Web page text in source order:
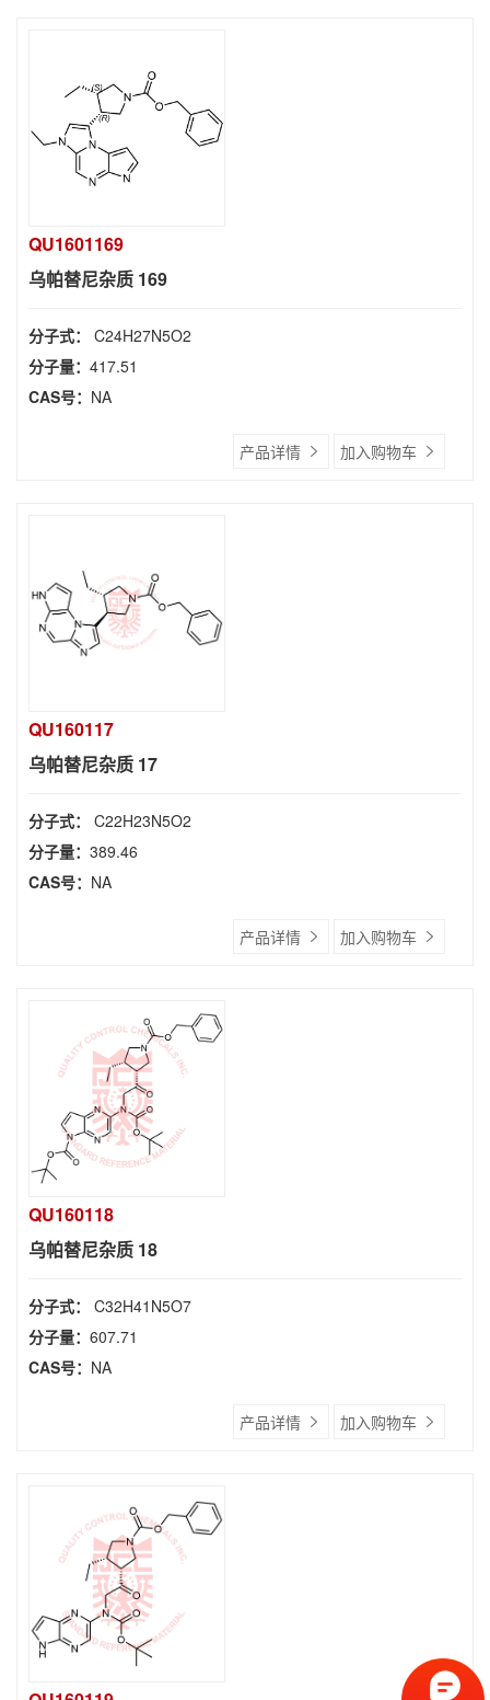
QU1601169
乌帕替尼杂质 169
分子式： C24H27N5O2
分子量： 417.51
CAS号： NA
产品详情 加入购物车
QU160117
乌帕替尼杂质 17
分子式： C22H23N5O2
分子量： 389.46
CAS号： NA
产品详情 加入购物车
QU160118
乌帕替尼杂质 18
分子式： C32H41N5O7
分子量： 607.71
CAS号： NA
产品详情 加入购物车